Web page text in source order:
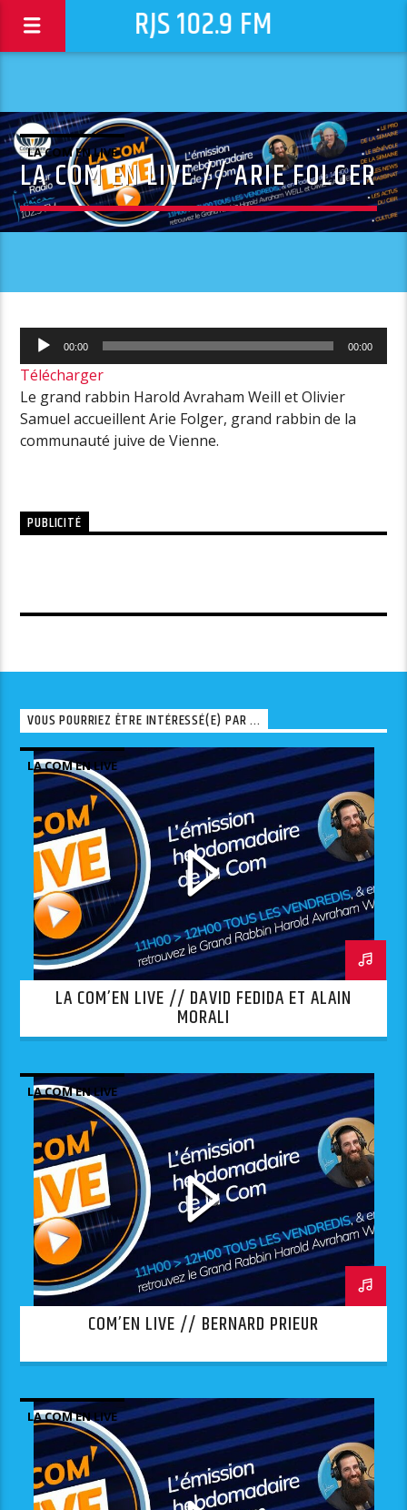
RJS 102.9 FM
LA COM EN LIVE
LA COM EN LIVE // ARIE FOLGER
Lecteur
audio
00:00 00:00
Télécharger
Le grand rabbin Harold Avraham Weill et Olivier
Samuel accueillent Arie Folger, grand rabbin de la
communauté juive de Vienne.
PUBLICITÉ
VOUS POURRIEZ ÊTRE INTÉRESSÉ(E) PAR ...
LA COM EN LIVE
LA COM’EN LIVE // DAVID FEDIDA ET ALAIN
MORALI
LA COM EN LIVE
COM’EN LIVE // BERNARD PRIEUR
LA COM EN LIVE